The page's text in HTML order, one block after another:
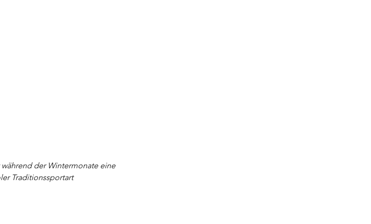
der Wintermonate eine
Traditionssportart